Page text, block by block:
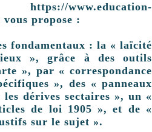
www.education-
propose :
fondamentaux : la « laïcité
», grâce à des outils
», par « correspondance
», des « panneaux
dérives sectaires », un «
de loi 1905 », et de «
sur le sujet ».